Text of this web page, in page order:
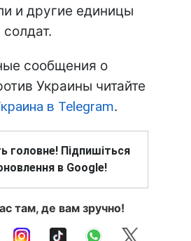
и другие единицы
сообщения о
Украины читайте
в Telegram.
головне! Підпишіться
в Google!
там, де вам зручно!